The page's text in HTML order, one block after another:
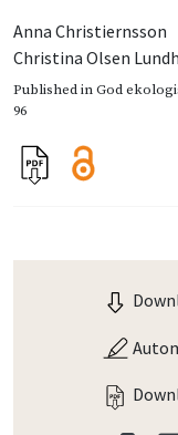
Anna Christiernsson
Christina Olsen Lundh
Published inGod
96